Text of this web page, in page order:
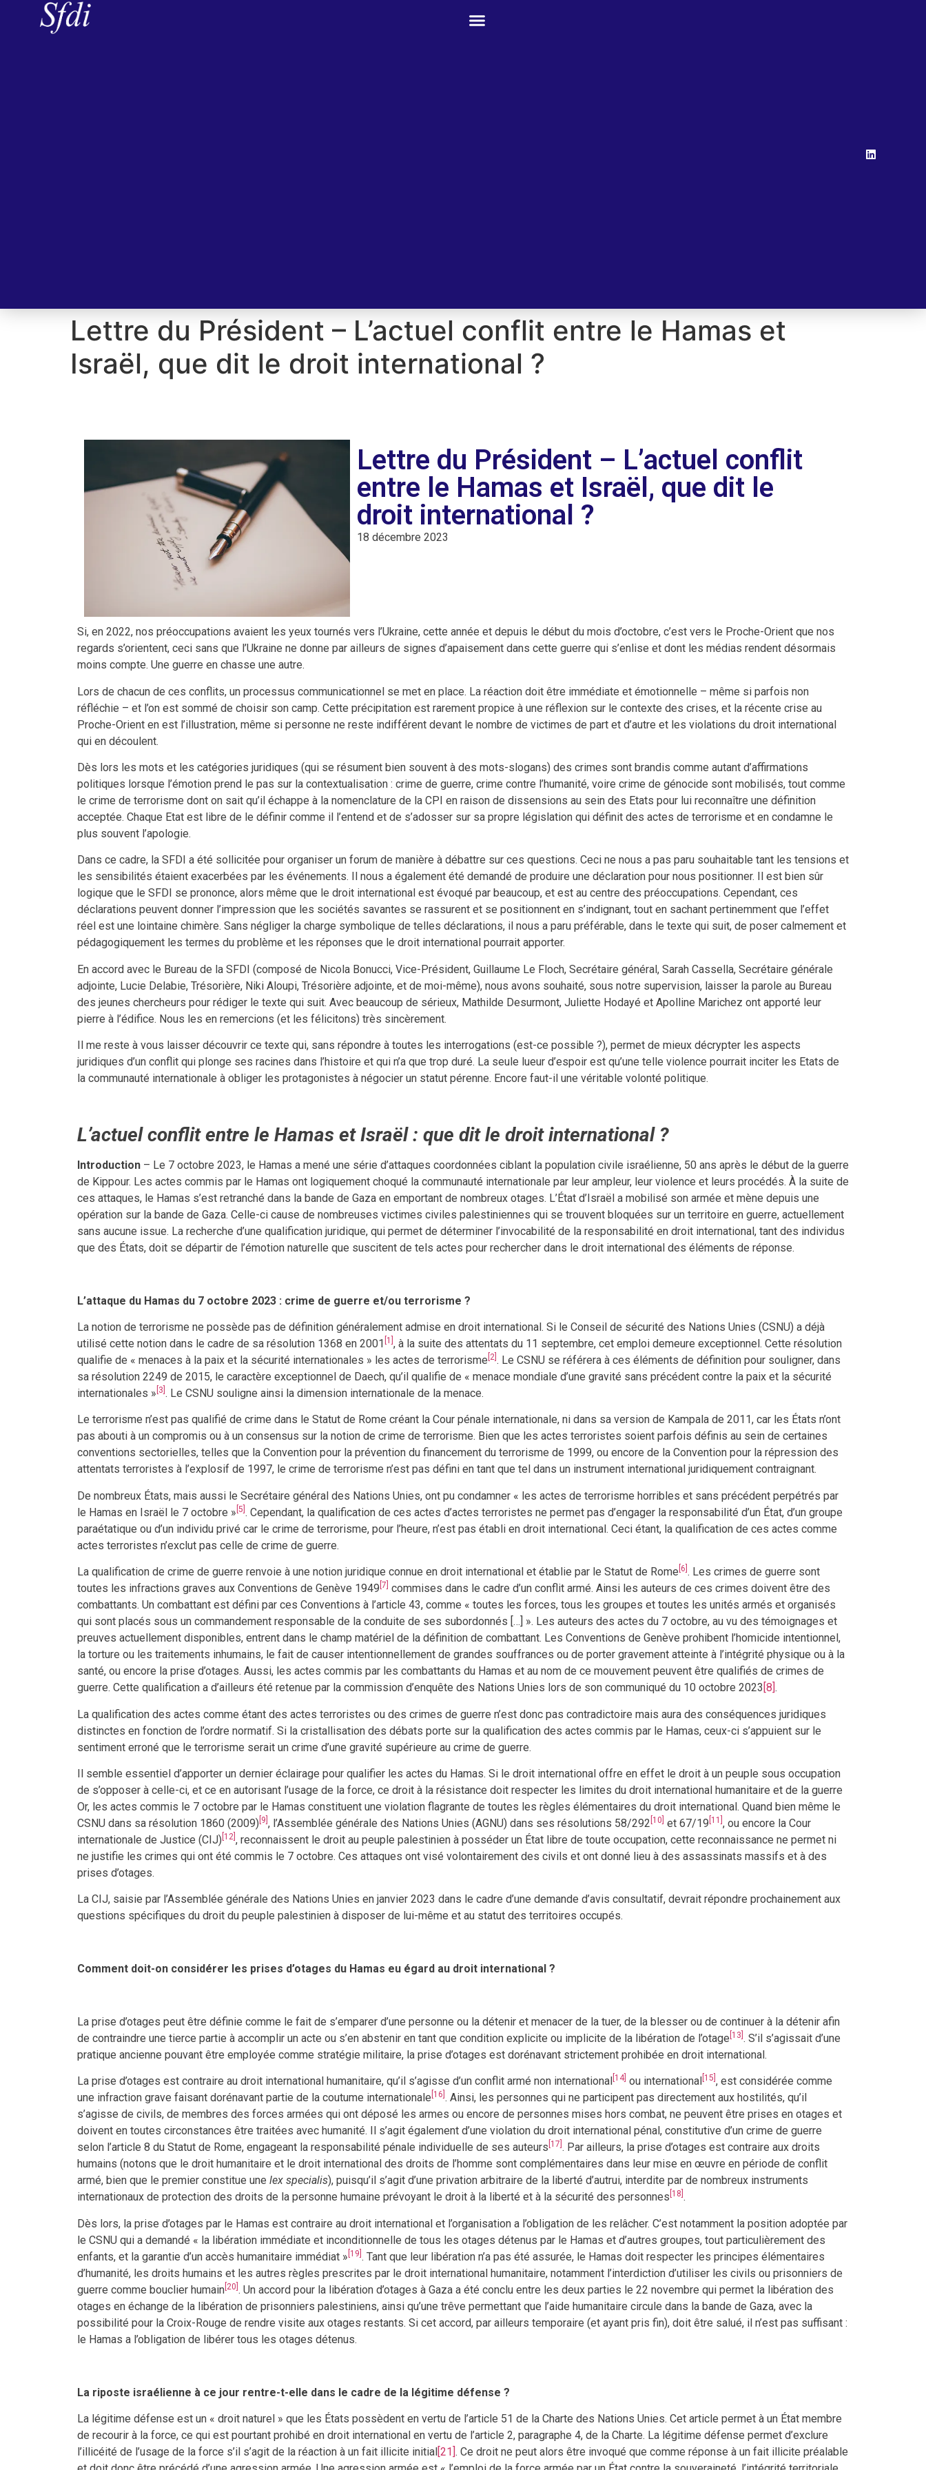
Lettre du Président – L’actuel conflit entre le Hamas et
Israël, que dit le droit international ?
Lettre du Président – L’actuel conflit
entre le Hamas et Israël, que dit le
droit international ?
18 décembre 2023
Si, en 2022, nos préoccupations avaient les yeux tournés vers l’Ukraine, cette année et depuis le début du mois d’octobre, c’est vers le Proche-Orient que nos
regards s’orientent, ceci sans que l’Ukraine ne donne par ailleurs de signes d’apaisement dans cette guerre qui s’enlise et dont les médias rendent désormais
moins compte. Une guerre en chasse une autre.
Lors de chacun de ces conflits, un processus communicationnel se met en place. La réaction doit être immédiate et émotionnelle – même si parfois non
réfléchie – et l’on est sommé de choisir son camp. Cette précipitation est rarement propice à une réflexion sur le contexte des crises, et la récente crise au
Proche-Orient en est l’illustration, même si personne ne reste indifférent devant le nombre de victimes de part et d’autre et les violations du droit international
qui en découlent.
Dès lors les mots et les catégories juridiques (qui se résument bien souvent à des mots-slogans) des crimes sont brandis comme autant d’affirmations
politiques lorsque l’émotion prend le pas sur la contextualisation : crime de guerre, crime contre l’humanité, voire crime de génocide sont mobilisés, tout comme
le crime de terrorisme dont on sait qu’il échappe à la nomenclature de la CPI en raison de dissensions au sein des Etats pour lui reconnaître une définition
acceptée. Chaque Etat est libre de le définir comme il l’entend et de s’adosser sur sa propre législation qui définit des actes de terrorisme et en condamne le
plus souvent l’apologie.
Dans ce cadre, la SFDI a été sollicitée pour organiser un forum de manière à débattre sur ces questions. Ceci ne nous a pas paru souhaitable tant les tensions et
les sensibilités étaient exacerbées par les événements. Il nous a également été demandé de produire une déclaration pour nous positionner. Il est bien sûr
logique que le SFDI se prononce, alors même que le droit international est évoqué par beaucoup, et est au centre des préoccupations. Cependant, ces
déclarations peuvent donner l’impression que les sociétés savantes se rassurent et se positionnent en s’indignant, tout en sachant pertinemment que l’effet
réel est une lointaine chimère. Sans négliger la charge symbolique de telles déclarations, il nous a paru préférable, dans le texte qui suit, de poser calmement et
pédagogiquement les termes du problème et les réponses que le droit international pourrait apporter.
En accord avec le Bureau de la SFDI (composé de Nicola Bonucci, Vice-Président, Guillaume Le Floch, Secrétaire général, Sarah Cassella, Secrétaire générale
adjointe, Lucie Delabie, Trésorière, Niki Aloupi, Trésorière adjointe, et de moi-même), nous avons souhaité, sous notre supervision, laisser la parole au Bureau
des jeunes chercheurs pour rédiger le texte qui suit. Avec beaucoup de sérieux, Mathilde Desurmont, Juliette Hodayé et Apolline Marichez ont apporté leur
pierre à l’édifice. Nous les en remercions (et les félicitons) très sincèrement.
Il me reste à vous laisser découvrir ce texte qui, sans répondre à toutes les interrogations (est-ce possible ?), permet de mieux décrypter les aspects
juridiques d’un conflit qui plonge ses racines dans l’histoire et qui n’a que trop duré. La seule lueur d’espoir est qu’une telle violence pourrait inciter les Etats de
la communauté internationale à obliger les protagonistes à négocier un statut pérenne. Encore faut-il une véritable volonté politique.
L’actuel conflit entre le Hamas et Israël : que dit le droit international ?
Introduction – Le 7 octobre 2023, le Hamas a mené une série d’attaques coordonnées ciblant la population civile israélienne, 50 ans après le début de la guerre
de Kippour. Les actes commis par le Hamas ont logiquement choqué la communauté internationale par leur ampleur, leur violence et leurs procédés. À la suite de
ces attaques, le Hamas s’est retranché dans la bande de Gaza en emportant de nombreux otages. L’État d’Israël a mobilisé son armée et mène depuis une
opération sur la bande de Gaza. Celle-ci cause de nombreuses victimes civiles palestiniennes qui se trouvent bloquées sur un territoire en guerre, actuellement
sans aucune issue. La recherche d’une qualification juridique, qui permet de déterminer l’invocabilité de la responsabilité en droit international, tant des individus
que des États, doit se départir de l’émotion naturelle que suscitent de tels actes pour rechercher dans le droit international des éléments de réponse.
L’attaque du Hamas du 7 octobre 2023 : crime de guerre et/ou terrorisme ?
La notion de terrorisme ne possède pas de définition généralement admise en droit international. Si le Conseil de sécurité des Nations Unies (CSNU) a déjà
utilisé cette notion dans le cadre de sa résolution 1368 en 2001 [1] , à la suite des attentats du 11 septembre, cet emploi demeure exceptionnel. Cette résolution
qualifie de « menaces à la paix et la sécurité internationales » les actes de terrorisme [2] . Le CSNU se référera à ces éléments de définition pour souligner, dans
sa résolution 2249 de 2015, le caractère exceptionnel de Daech, qu’il qualifie de « menace mondiale d’une gravité sans précédent contre la paix et la sécurité
internationales » [3] . Le CSNU souligne ainsi la dimension internationale de la menace.
Le terrorisme n’est pas qualifié de crime dans le Statut de Rome créant la Cour pénale internationale, ni dans sa version de Kampala de 2011, car les États n’ont
pas abouti à un compromis ou à un consensus sur la notion de crime de terrorisme. Bien que les actes terroristes soient parfois définis au sein de certaines
conventions sectorielles, telles que la Convention pour la prévention du financement du terrorisme de 1999, ou encore de la Convention pour la répression des
attentats terroristes à l’explosif de 1997, le crime de terrorisme n’est pas défini en tant que tel dans un instrument international juridiquement contraignant.
De nombreux États, mais aussi le Secrétaire général des Nations Unies, ont pu condamner « les actes de terrorisme horribles et sans précédent perpétrés par
le Hamas en Israël le 7 octobre » [5] . Cependant, la qualification de ces actes d’actes terroristes ne permet pas d’engager la responsabilité d’un État, d’un groupe
paraétatique ou d’un individu privé car le crime de terrorisme, pour l’heure, n’est pas établi en droit international. Ceci étant, la qualification de ces actes comme
actes terroristes n’exclut pas celle de crime de guerre.
La qualification de crime de guerre renvoie à une notion juridique connue en droit international et établie par le Statut de Rome [6] . Les crimes de guerre sont
toutes les infractions graves aux Conventions de Genève 1949 [7] commises dans le cadre d’un conflit armé. Ainsi les auteurs de ces crimes doivent être des
combattants. Un combattant est défini par ces Conventions à l’article 43, comme « toutes les forces, tous les groupes et toutes les unités armés et organisés
qui sont placés sous un commandement responsable de la conduite de ses subordonnés […] ». Les auteurs des actes du 7 octobre, au vu des témoignages et
preuves actuellement disponibles, entrent dans le champ matériel de la définition de combattant. Les Conventions de Genève prohibent l’homicide intentionnel,
la torture ou les traitements inhumains, le fait de causer intentionnellement de grandes souffrances ou de porter gravement atteinte à l’intégrité physique ou à la
santé, ou encore la prise d’otages. Aussi, les actes commis par les combattants du Hamas et au nom de ce mouvement peuvent être qualifiés de crimes de
guerre. Cette qualification a d’ailleurs été retenue par la commission d’enquête des Nations Unies lors de son communiqué du 10 octobre 2023 [8] .
La qualification des actes comme étant des actes terroristes ou des crimes de guerre n’est donc pas contradictoire mais aura des conséquences juridiques
distinctes en fonction de l’ordre normatif. Si la cristallisation des débats porte sur la qualification des actes commis par le Hamas, ceux-ci s’appuient sur le
sentiment erroné que le terrorisme serait un crime d’une gravité supérieure au crime de guerre.
Il semble essentiel d’apporter un dernier éclairage pour qualifier les actes du Hamas. Si le droit international offre en effet le droit à un peuple sous occupation
de s’opposer à celle-ci, et ce en autorisant l’usage de la force, ce droit à la résistance doit respecter les limites du droit international humanitaire et de la guerre
Or, les actes commis le 7 octobre par le Hamas constituent une violation flagrante de toutes les règles élémentaires du droit international. Quand bien même le
CSNU dans sa résolution 1860 (2009) [9] , l’Assemblée générale des Nations Unies (AGNU) dans ses résolutions 58/292 [10] et 67/19 [11] , ou encore la Cour
internationale de Justice (CIJ) [12] , reconnaissent le droit au peuple palestinien à posséder un État libre de toute occupation, cette reconnaissance ne permet ni
ne justifie les crimes qui ont été commis le 7 octobre. Ces attaques ont visé volontairement des civils et ont donné lieu à des assassinats massifs et à des
prises d’otages.
La CIJ, saisie par l’Assemblée générale des Nations Unies en janvier 2023 dans le cadre d’une demande d’avis consultatif, devrait répondre prochainement aux
questions spécifiques du droit du peuple palestinien à disposer de lui-même et au statut des territoires occupés.
Comment doit-on considérer les prises d’otages du Hamas eu égard au droit international ?
La prise d’otages peut être définie comme le fait de s’emparer d’une personne ou la détenir et menacer de la tuer, de la blesser ou de continuer à la détenir afin
de contraindre une tierce partie à accomplir un acte ou s’en abstenir en tant que condition explicite ou implicite de la libération de l’otage [13] . S’il s’agissait d’une
pratique ancienne pouvant être employée comme stratégie militaire, la prise d’otages est dorénavant strictement prohibée en droit international.
La prise d’otages est contraire au droit international humanitaire, qu’il s’agisse d’un conflit armé non international [14] ou international [15] , est considérée comme
une infraction grave faisant dorénavant partie de la coutume internationale [16] . Ainsi, les personnes qui ne participent pas directement aux hostilités, qu’il
s’agisse de civils, de membres des forces armées qui ont déposé les armes ou encore de personnes mises hors combat, ne peuvent être prises en otages et
doivent en toutes circonstances être traitées avec humanité. Il s’agit également d’une violation du droit international pénal, constitutive d’un crime de guerre
selon l’article 8 du Statut de Rome, engageant la responsabilité pénale individuelle de ses auteurs [17] . Par ailleurs, la prise d’otages est contraire aux droits
humains (notons que le droit humanitaire et le droit international des droits de l’homme sont complémentaires dans leur mise en œuvre en période de conflit
armé, bien que le premier constitue une lex specialis), puisqu’il s’agit d’une privation arbitraire de la liberté d’autrui, interdite par de nombreux instruments
internationaux de protection des droits de la personne humaine prévoyant le droit à la liberté et à la sécurité des personnes [18] .
Dès lors, la prise d’otages par le Hamas est contraire au droit international et l’organisation a l’obligation de les relâcher. C’est notamment la position adoptée par
le CSNU qui a demandé « la libération immédiate et inconditionnelle de tous les otages détenus par le Hamas et d’autres groupes, tout particulièrement des
enfants, et la garantie d’un accès humanitaire immédiat » [19] . Tant que leur libération n’a pas été assurée, le Hamas doit respecter les principes élémentaires
d’humanité, les droits humains et les autres règles prescrites par le droit international humanitaire, notamment l’interdiction d’utiliser les civils ou prisonniers de
guerre comme bouclier humain [20] . Un accord pour la libération d’otages à Gaza a été conclu entre les deux parties le 22 novembre qui permet la libération des
otages en échange de la libération de prisonniers palestiniens, ainsi qu’une trêve permettant que l’aide humanitaire circule dans la bande de Gaza, avec la
possibilité pour la Croix-Rouge de rendre visite aux otages restants. Si cet accord, par ailleurs temporaire (et ayant pris fin), doit être salué, il n’est pas suffisant :
le Hamas a l’obligation de libérer tous les otages détenus.
La riposte israélienne à ce jour rentre-t-elle dans le cadre de la légitime défense ?
La légitime défense est un « droit naturel » que les États possèdent en vertu de l’article 51 de la Charte des Nations Unies. Cet article permet à un État membre
de recourir à la force, ce qui est pourtant prohibé en droit international en vertu de l’article 2, paragraphe 4, de la Charte. La légitime défense permet d’exclure
l’illicéité de l’usage de la force s’il s’agit de la réaction à un fait illicite initial[21]. Ce droit ne peut alors être invoqué que comme réponse à un fait illicite préalable